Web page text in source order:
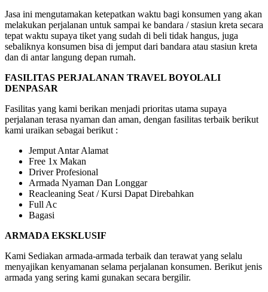
Jasa ini mengutamakan ketepatkan waktu bagi konsumen yang akan
melakukan perjalanan untuk sampai ke bandara / stasiun kreta secara
tepat waktu supaya tiket yang sudah di beli tidak hangus, juga
sebaliknya konsumen bisa di jemput dari bandara atau stasiun kreta
dan di antar langung depan rumah.
FASILITAS PERJALANAN TRAVEL BOYOLALI
DENPASAR
Fasilitas yang kami berikan menjadi prioritas utama supaya
perjalanan terasa nyaman dan aman, dengan fasilitas terbaik berikut
kami uraikan sebagai berikut :
Jemput Antar Alamat
Free 1x Makan
Driver Profesional
Armada Nyaman Dan Longgar
Reacleaning Seat / Kursi Dapat Direbahkan
Full Ac
Bagasi
ARMADA EKSKLUSIF
Kami Sediakan armada-armada terbaik dan terawat yang selalu
menyajikan kenyamanan selama perjalanan konsumen. Berikut jenis
armada yang sering kami gunakan secara bergilir.